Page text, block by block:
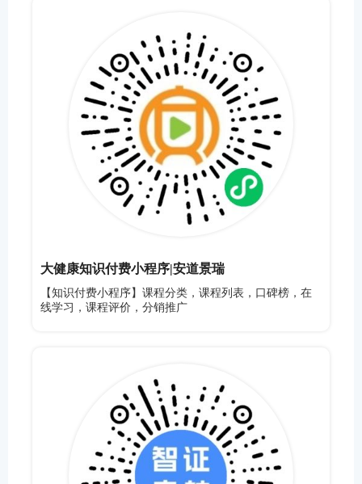
大健康知识付费小程序|安道景瑞
【知识付费小程序】课程分类，课程列表，口碑榜，在
线学习，课程评价，分销推广